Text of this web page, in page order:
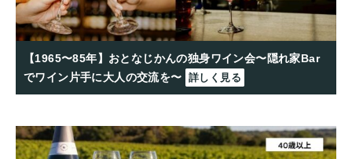
【1965〜85年】おとなじかんの独身ワイン会〜隠れ家Bar
でワイン片手に大人の交流を〜 詳しく見る